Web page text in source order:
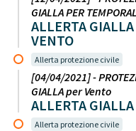
GIALLA PER
ALLERTA
VENTO
Allerta protezione civile
[04/04/2021] -
GIALLA per Vento
ALLERTA
Allerta protezione civile